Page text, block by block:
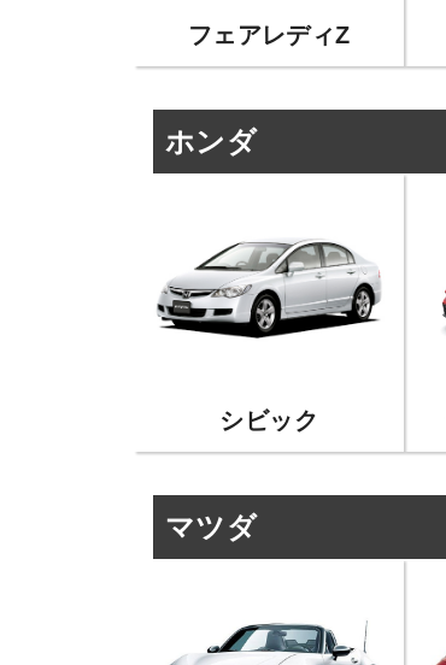
フェアレディZ
ホンダ
シビック
マツダ